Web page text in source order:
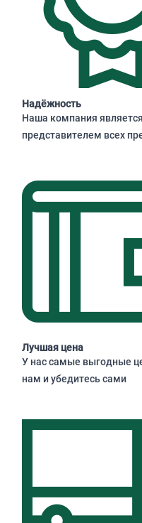
Надёжность
Наша компания
представителем всех
Лучшая цена
У нас самые выгодные
нам и убедитесь сами